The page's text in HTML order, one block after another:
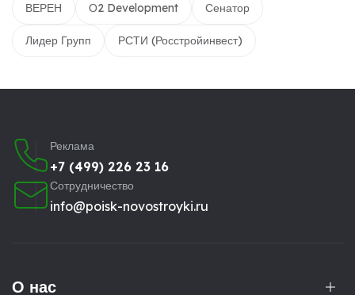
ВЕРЕН О2 Development Сенатор
Лидер Групп РСТИ (Росстройинвест)
Реклама
+7 (499) 226 23 16
Сотрудничество
info@poisk-novostroyki.ru
О нас